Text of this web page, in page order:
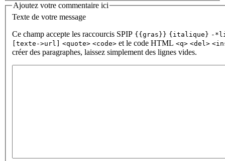
Ajoutez votre commentaire ici
Texte de votre message
Ce champ accepte les raccourcis SPIP {{gras}} {italique} -
[texte->url]
<quote> <code> et le code HTML <q> <del>
créer des paragraphes, laissez simplement des lignes vides.